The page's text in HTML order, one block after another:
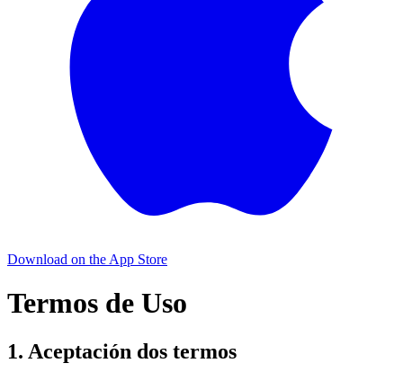
Download on the App Store
Termos de Uso
1. Aceptación dos termos